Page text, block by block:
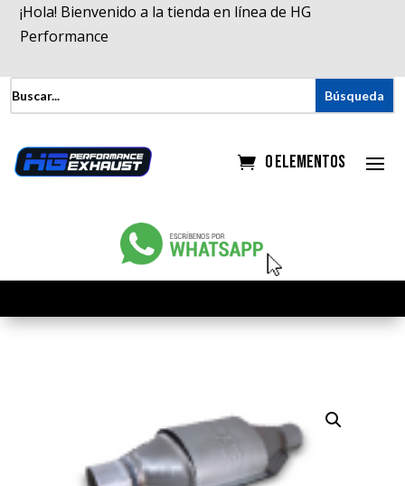
¡Hola! Bienvenido a la tienda en línea de HG
Performance
0 elementos